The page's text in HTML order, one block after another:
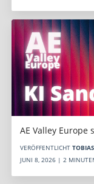
AE Valley Europe
VERÖFFENTLICHT
JUNI 8, 2026 | 2